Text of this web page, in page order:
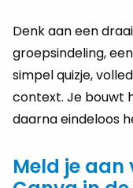
Denk aan een
groepsindeling,
simpel quizje,
context. Je bouwt
daarna eindeloos
Meld je aan